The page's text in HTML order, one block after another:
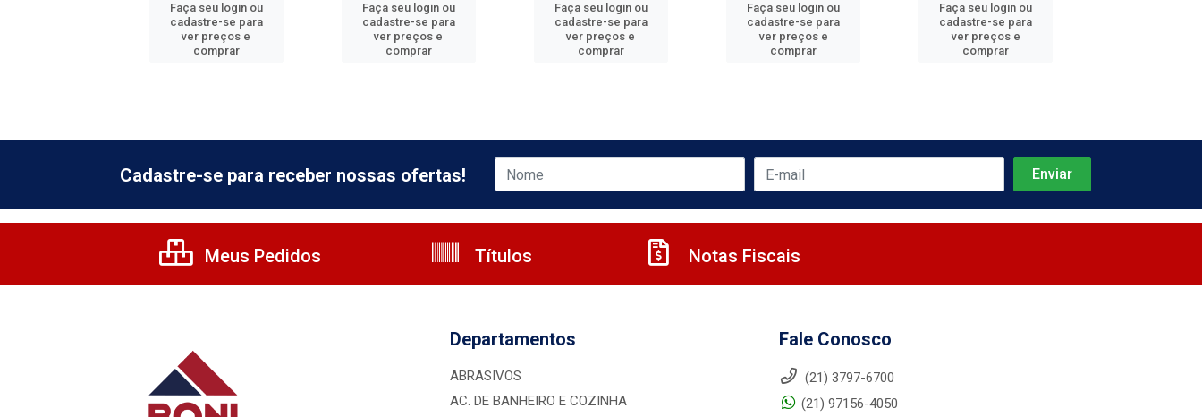
Faça seu login ou
cadastre-se para
ver preços e
comprar
Faça seu login ou
cadastre-se para
ver preços e
comprar
Faça seu login ou
cadastre-se para
ver preços e
comprar
Faça seu login ou
cadastre-se para
ver preços e
comprar
Faça seu login ou
cadastre-se para
ver preços e
comprar
Cadastre-se para receber nossas ofertas!
Meus Pedidos Títulos Notas Fiscais
Departamentos
ABRASIVOS
AC. DE BANHEIRO E COZINHA
Fale Conosco
(21) 3797-6700
(21) 97156-4050